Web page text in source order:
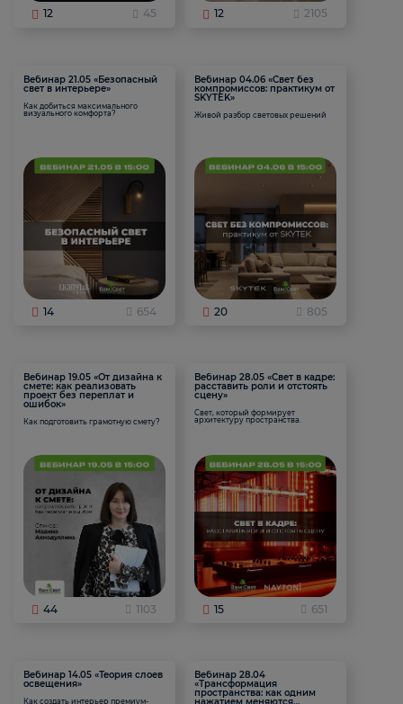
12 45 12 2105
Вебинар 21.05 «Безопасный
свет в интерьере»
Как добиться максимального
визуального комфорта?
14 654
Вебинар 04.06 «Свет без
компромиссов: практикум от
SKYTEK»
Живой разбор световых решений
20 805
Вебинар 19.05 «От дизайна к
смете: как реализовать
проект без переплат и
ошибок»
Как подготовить грамотную смету?
44 1103
Вебинар 28.05 «Свет в кадре:
расставить роли и отстоять
сцену»
Свет, который формирует
архитектуру пространства.
15 651
Вебинар 14.05 «Теория слоев
освещения»
Как создать интерьер премиум-
Вебинар 28.04
«Трансформация
пространства: как одним